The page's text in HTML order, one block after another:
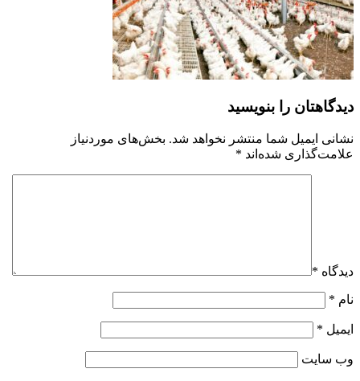
دیدگاهتان را بنویسید
نشانی ایمیل شما منتشر نخواهد شد. بخش‌های موردنیاز
علامت‌گذاری شده‌اند *
دیدگاه *
نام *
ایمیل *
وب‌ سایت